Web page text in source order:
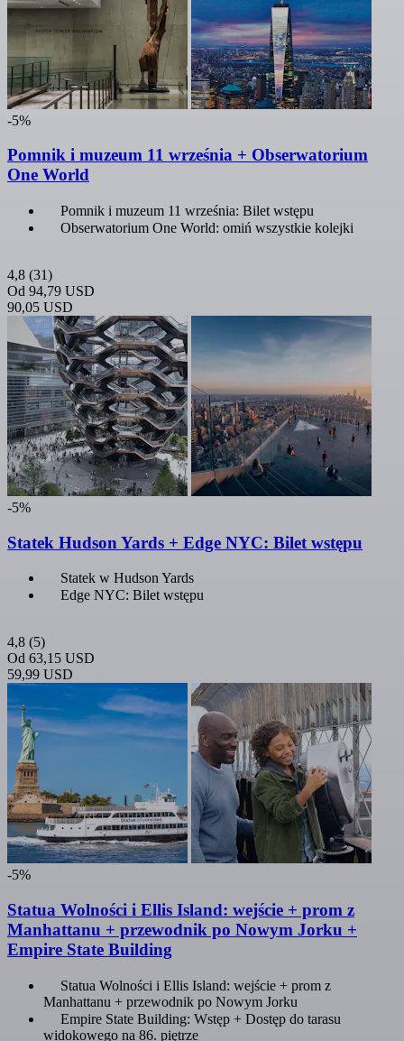
-5%
Pomnik i muzeum 11 września + Obserwatorium
One World
Pomnik i muzeum 11 września: Bilet wstępu
Obserwatorium One World: omiń wszystkie kolejki
4,8 (31)
Od 94,79 USD
90,05 USD
-5%
Statek Hudson Yards + Edge NYC: Bilet wstępu
Statek w Hudson Yards
Edge NYC: Bilet wstępu
4,8 (5)
Od 63,15 USD
59,99 USD
-5%
Statua Wolności i Ellis Island: wejście + prom z
Manhattanu + przewodnik po Nowym Jorku +
Empire State Building
Statua Wolności i Ellis Island: wejście + prom z
Manhattanu + przewodnik po Nowym Jorku
Empire State Building: Wstęp + Dostęp do tarasu
widokowego na 86. piętrze